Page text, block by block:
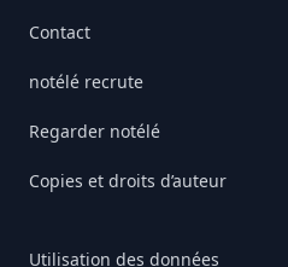
Contact
notélé recrute
Regarder notélé
Copies et droits d’auteur
Utilisation des données